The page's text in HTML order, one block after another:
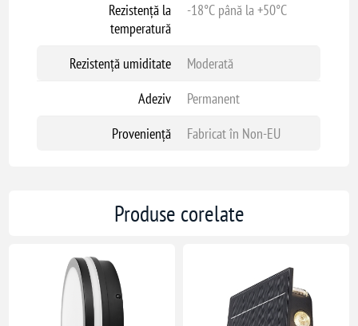
Rezistență la
temperatură
-18°C până la +50°C
Rezistență umiditate
Moderată
Adeziv
Permanent
Proveniență
Fabricat în Non-EU
Produse corelate